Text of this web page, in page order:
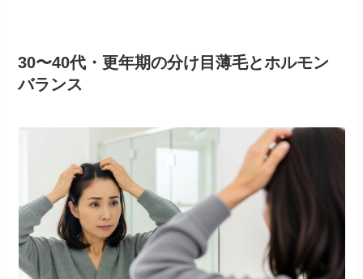
30〜40代・更年期の分け目薄毛とホルモン
バランス